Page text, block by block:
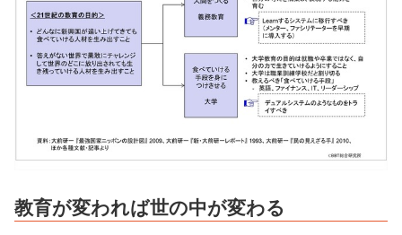
教育が変われば世の中が変わる